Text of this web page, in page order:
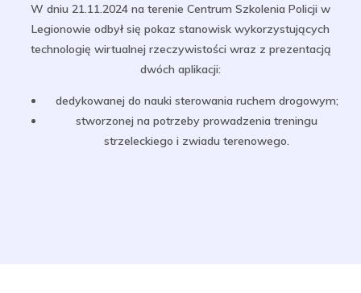
W dniu 21.11.2024 na terenie Centrum Szkolenia Policji w
Legionowie odbył się pokaz stanowisk wykorzystujących
technologię wirtualnej rzeczywistości wraz z prezentacją
dwóch aplikacji:
dedykowanej do nauki sterowania ruchem drogowym;
stworzonej na potrzeby prowadzenia treningu
strzeleckiego i zwiadu terenowego.